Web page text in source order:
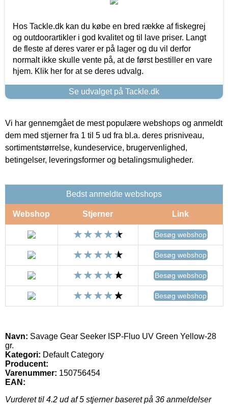
Hos Tackle.dk kan du købe en bred række af fiskegrej
og outdoorartikler i god kvalitet og til lave priser. Langt
de fleste af deres varer er på lager og du vil derfor
normalt ikke skulle vente på, at de først bestiller en vare
hjem. Klik her for at se deres udvalg.
Se udvalget på Tackle.dk
Vi har gennemgået de mest populære webshops og anmeldt
dem med stjerner fra 1 til 5 ud fra bl.a. deres prisniveau,
sortimentstørrelse, kundeservice, brugervenlighed,
betingelser, leveringsformer og betalingsmuligheder.
Bedst anmeldte webshops
Webshop Stjerner Link
Besøg webshop
Besøg webshop
Besøg webshop
Besøg webshop
Navn: Savage Gear Seeker ISP-Fluo UV Green Yellow-28
gr.
Kategori: Default Category
Producent:
Varenummer: 150756454
EAN:
Vurderet til 4.2 ud af 5 stjerner baseret på 36 anmeldelser